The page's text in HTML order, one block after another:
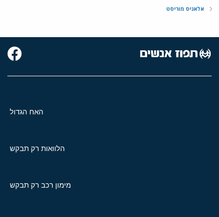
אלאניס מוריסט
האח הגדול
הלוואות רק תבקש
מימון רכב רק תבקש